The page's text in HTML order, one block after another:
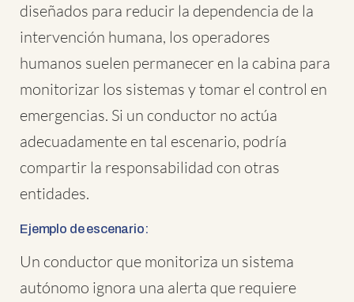
diseñados para reducir la dependencia de la
intervención humana, los operadores
humanos suelen permanecer en la cabina para
monitorizar los sistemas y tomar el control en
emergencias. Si un conductor no actúa
adecuadamente en tal escenario, podría
compartir la responsabilidad con otras
entidades.
Ejemplo de escenario:
Un conductor que monitoriza un sistema
autónomo ignora una alerta que requiere